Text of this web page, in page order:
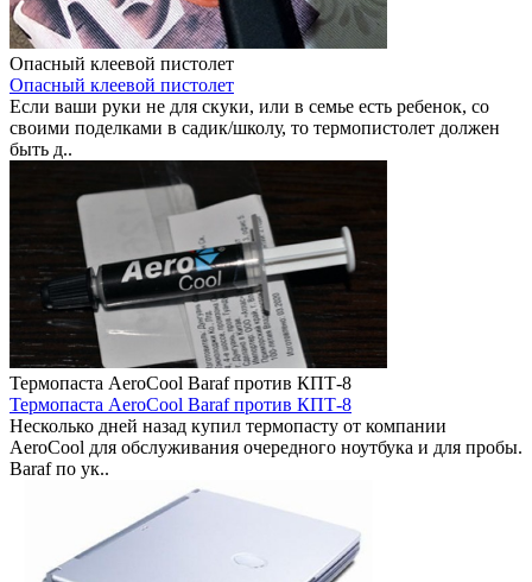
Опасный клеевой пистолет
Опасный клеевой пистолет
Если ваши руки не для скуки, или в семье есть ребенок, со
своими поделками в садик/школу, то термопистолет должен
быть д..
Термопаста AeroCool Baraf против КПТ-8
Термопаста AeroCool Baraf против КПТ-8
Несколько дней назад купил термопасту от компании
AeroCool для обслуживания очередного ноутбука и для пробы.
Baraf по ук..